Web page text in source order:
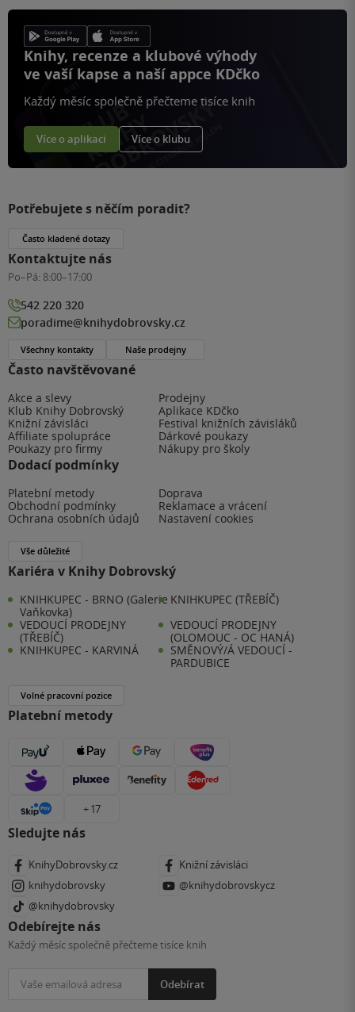
Knihy, recenze a klubové výhody
ve vaší kapse a naší appce KDčko
Každý měsíc společně přečteme tisíce knih
Více o aplikaci Více o klubu
Často navštěvované
Akce a slevy
Prodejny
Klub Knihy Dobrovský
Aplikace KDčko
Knižní závisláci
Festival knižních závisláků
Affiliate spolupráce
Dárkové poukazy
Poukazy pro firmy
Nákupy pro školy
Dodací podmínky
Platební metody
Doprava
Obchodní podmínky
Reklamace a vrácení
Ochrana osobních údajů
Nastavení cookies
Vše důležité
Kariéra v Knihy Dobrovský
KNIHKUPEC - BRNO (Galerie
Vaňkovka)
KNIHKUPEC (TŘEBÍČ)
VEDOUCÍ PRODEJNY
(TŘEBÍČ)
VEDOUCÍ PRODEJNY
(OLOMOUC - OC HANÁ)
KNIHKUPEC - KARVINÁ
SMĚNOVÝ/Á VEDOUCÍ -
PARDUBICE
Volné pracovní pozice
Platební metody
+ 17
Sledujte nás
KnihyDobrovsky.cz
Knižní závisláci
knihydobrovsky
@knihydobrovskycz
@knihydobrovsky
Odebírejte nás
Každý měsíc společně přečteme tisíce knih
Odebírat
Potřebujete s něčím poradit?
Často kladené dotazy
Kontaktujte nás
Po–Pá: 8:00–17:00
542 220 320
poradime@knihydobrovsky.cz
Všechny kontakty Naše prodejny